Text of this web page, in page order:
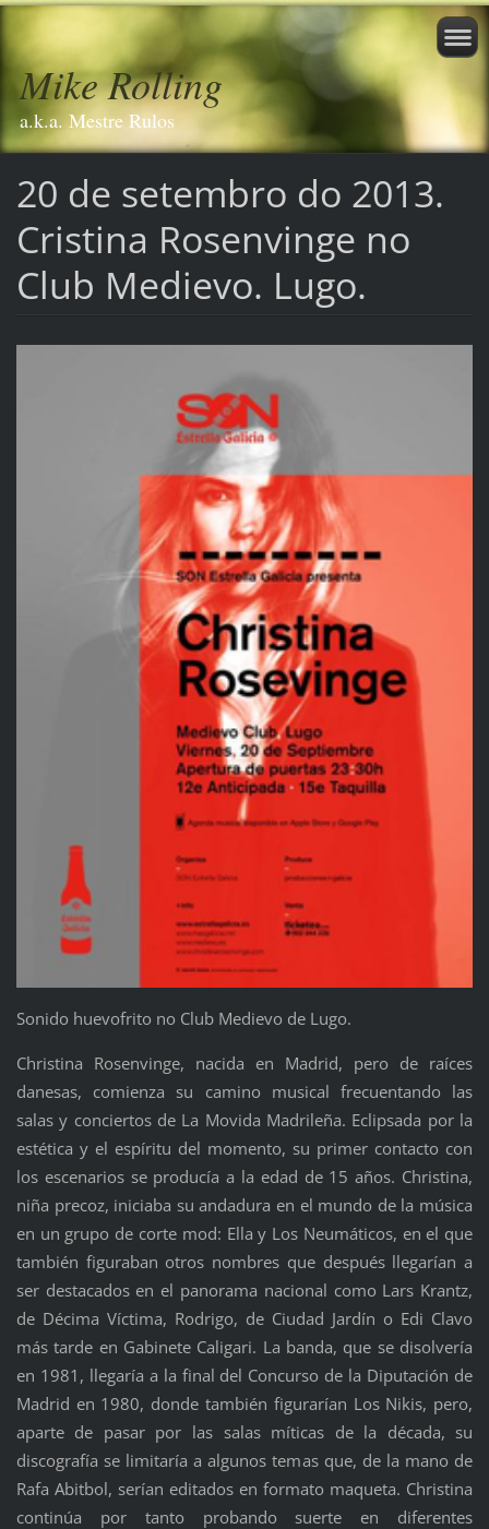
Mike Rolling
a.k.a. Mestre Rulos
20 de setembro do 2013.
Cristina Rosenvinge no
Club Medievo. Lugo.
Sonido huevofrito no Club Medievo de Lugo.
Christina Rosenvinge, nacida en Madrid, pero de raíces
danesas, comienza su camino musical frecuentando las
salas y conciertos de La Movida Madrileña. Eclipsada por la
estética y el espíritu del momento, su primer contacto con
los escenarios se producía a la edad de 15 años. Christina,
niña precoz, iniciaba su andadura en el mundo de la música
en un grupo de corte mod: Ella y Los Neumáticos, en el que
también figuraban otros nombres que después llegarían a
ser destacados en el panorama nacional como Lars Krantz,
de Décima Víctima, Rodrigo, de Ciudad Jardín o Edi Clavo
más tarde en Gabinete Caligari. La banda, que se disolvería
en 1981, llegaría a la final del Concurso de la Diputación de
Madrid en 1980, donde también figurarían Los Nikis, pero,
aparte de pasar por las salas míticas de la década, su
discografía se limitaría a algunos temas que, de la mano de
Rafa Abitbol, serían editados en formato maqueta. Christina
continúa por tanto probando suerte en diferentes